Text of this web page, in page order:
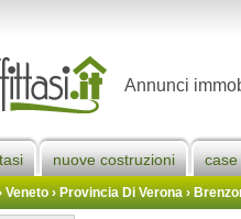
Annunci
nuove costruzioni
Veneto ›Provincia Di Verona›